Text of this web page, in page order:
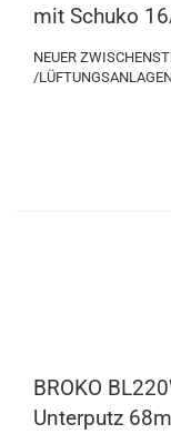
mit Schuko
NEUER
/
BROKO
Unterputz